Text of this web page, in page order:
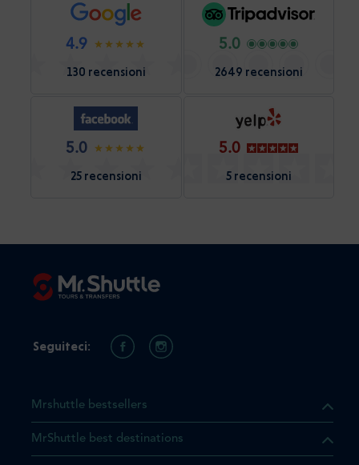
4.9
130 recensioni
5.0
2649 recensioni
5.0
25 recensioni
5.0
5 recensioni
Mrshuttle bestsellers
MrShuttle best destinations
Seguiteci: